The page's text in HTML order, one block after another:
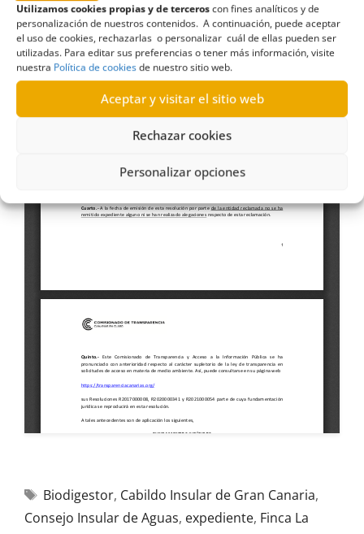
Utilizamos cookies propias y de terceroscon fines analíticos y de
personalización de nuestros contenidos. A continuación, puede aceptar
el uso de cookies, rechazarlas o personalizar cuál de ellas pueden ser
utilizadas. Para editar sus preferencias o tener más información, visite
nuestra Política de cookiesde nuestro sitio web.
Aceptar y visitar el sitio web
Rechazar cookies
Personalizar opciones
Biodigestor, Cabildo Insular de Gran Canaria,
Consejo Insular de Aguas, expediente, Finca La